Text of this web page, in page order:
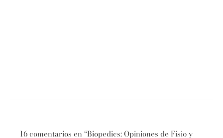
16 comentarios en “Biopedics: Opiniones de Fisio y